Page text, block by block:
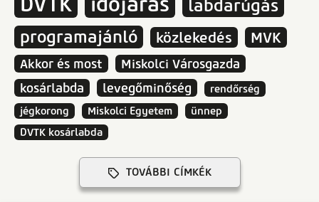
labdarúgás
programajánló
közlekedés MVK
Akkor és most
Miskolci Városgazda
kosárlabda
levegőminőség
rendőrség
jégkorong
Miskolci Egyetem
ünnep
DVTK kosárlabda
TOVÁBBI CÍMKÉK